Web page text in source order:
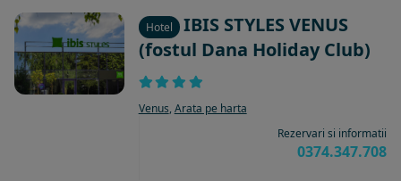
Hotel
IBIS STYLES VENUS
(fostul Dana Holiday Club)
Venus, Arata pe harta
Rezervari si informatii
0374.347.708